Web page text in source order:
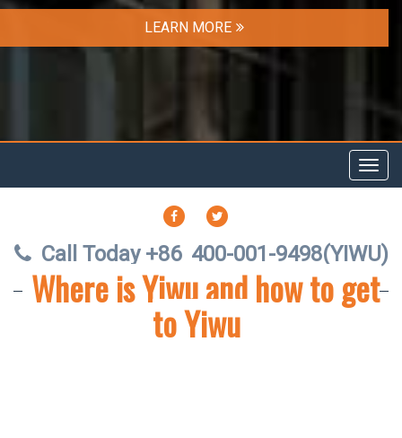
LEARN MORE
FACEBOOK
Call Today +86 400-001-9498(YIWU)
Where is Yiwu and how to get
to Yiwu